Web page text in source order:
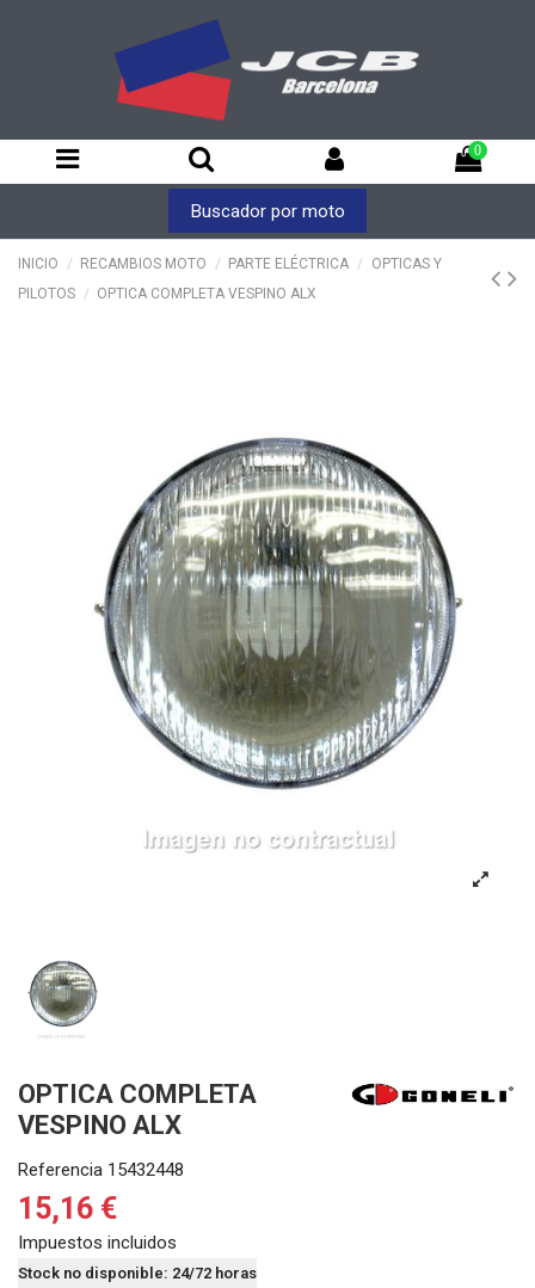
0
Buscador por moto
INICIO RECAMBIOS MOTO PARTE ELÉCTRICA
OPTICAS Y
PILOTOS
OPTICA COMPLETA VESPINO ALX
OPTICA COMPLETA
VESPINO ALX
Referencia 15432448
15,16 €
Impuestos incluidos
Stock no disponible: 24/72 horas